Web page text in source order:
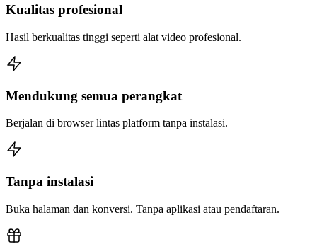
Kualitas profesional
Hasil berkualitas tinggi seperti alat video profesional.
Mendukung semua perangkat
Berjalan di browser lintas platform tanpa instalasi.
Tanpa instalasi
Buka halaman dan konversi. Tanpa aplikasi atau pendaftaran.